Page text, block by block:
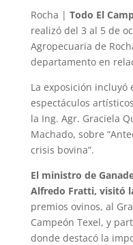
Rocha | Todo El
realizó del 3 al 5 de
Agropecuaria de
departamento en
La exposición incluyó
espectáculos
la Ing. Agr. Graciela
Machado, sobre
crisis bovina”.
El ministro de
Alfredo Fratti, visitó
premios ovinos, al
Campeón Texel, y
donde destacó la